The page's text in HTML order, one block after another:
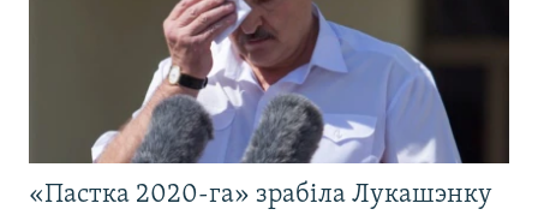
«Пастка 2020-га» зрабіла Лукашэнку